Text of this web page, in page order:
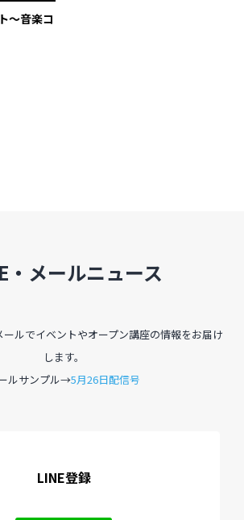
～音楽コ
・メールニュース
ールでイベントやオープン講座の情報をお届け
します。
ルサンプル→5月26日配信号
LINE登録